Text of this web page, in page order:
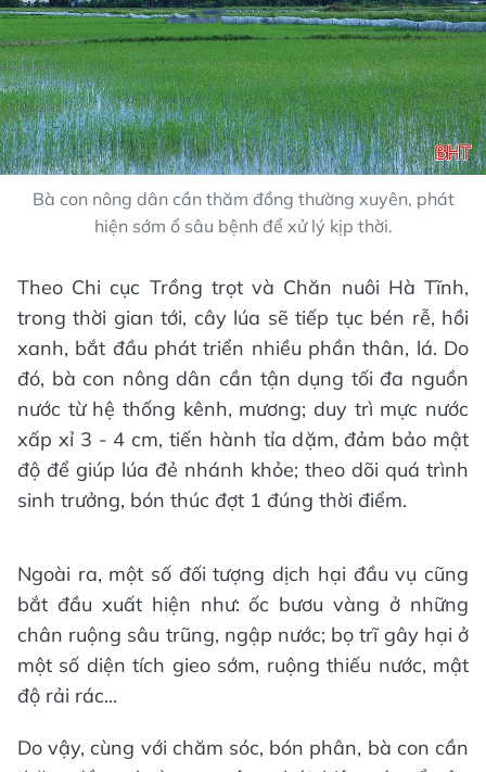
Bà con nông dân cần thăm đồng thường xuyên, phát
hiện sớm ổ sâu bệnh để xử lý kịp thời.
Theo Chi cục Trồng trọt và Chăn nuôi Hà Tĩnh,
trong thời gian tới, cây lúa sẽ tiếp tục bén rễ, hồi
xanh, bắt đầu phát triển nhiều phần thân, lá. Do
đó, bà con nông dân cần tận dụng tối đa nguồn
nước từ hệ thống kênh, mương; duy trì mực nước
xấp xỉ 3 - 4 cm, tiến hành tỉa dặm, đảm bảo mật
độ để giúp lúa đẻ nhánh khỏe; theo dõi quá trình
sinh trưởng, bón thúc đợt 1 đúng thời điểm.
Ngoài ra, một số đối tượng dịch hại đầu vụ cũng
bắt đầu xuất hiện như: ốc bươu vàng ở những
chân ruộng sâu trũng, ngập nước; bọ trĩ gây hại ở
một số diện tích gieo sớm, ruộng thiếu nước, mật
độ rải rác...
Do vậy, cùng với chăm sóc, bón phân, bà con cần